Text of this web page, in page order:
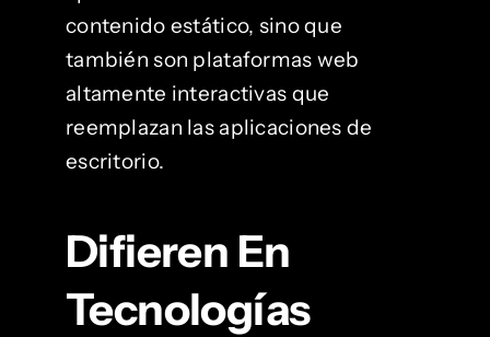
contenido estático, sino que
también son plataformas web
altamente interactivas que
reemplazan las aplicaciones de
escritorio.
Difieren En
Tecnologías